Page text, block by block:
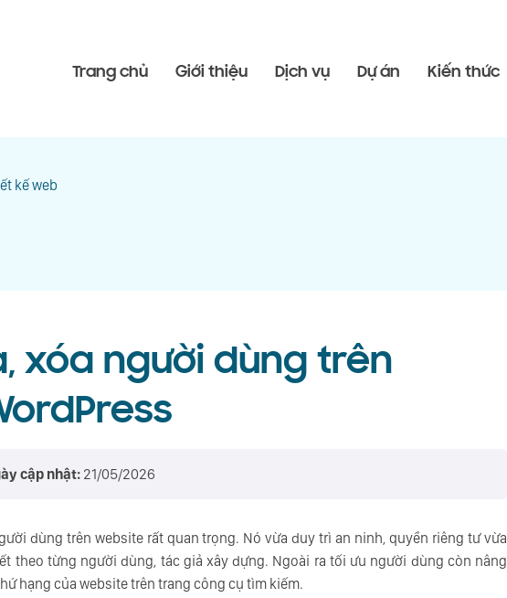
Trang chủ Giới thiệu Dịch vụ Dự án Kiến thức
kế web
xóa người dùng trên
cập nhật: 21/05/2026
dùng trên website rất quan trọng. Nó vừa duy trì an ninh, quyền riêng tư vừa
theo từng người dùng, tác giả xây dựng. Ngoài ra tối ưu người dùng còn nâng
hạng của website trên trang công cụ tìm kiếm.